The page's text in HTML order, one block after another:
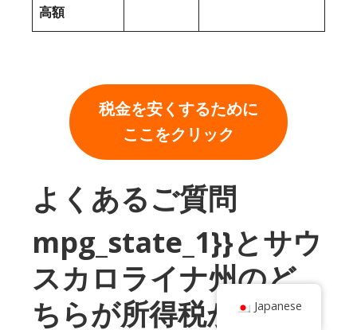
高額
税金を安くするために
ここをクリック
よくあるご質問
mpg_state_1}}とサウ
スカロライナ州のど
ちらが所得税が低い
Japanese